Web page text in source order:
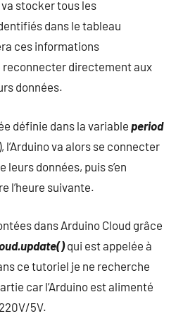
stocker tous les
dans le tableau
ces informations
directement aux
données.
définie dans la variable period
l’Arduino va alors se connecter
données, puis s’en
l’heure suivante.
dans Arduino Cloud grâce
qui est appelée à
ce tutoriel je ne recherche
car l’Arduino est alimenté
5V.